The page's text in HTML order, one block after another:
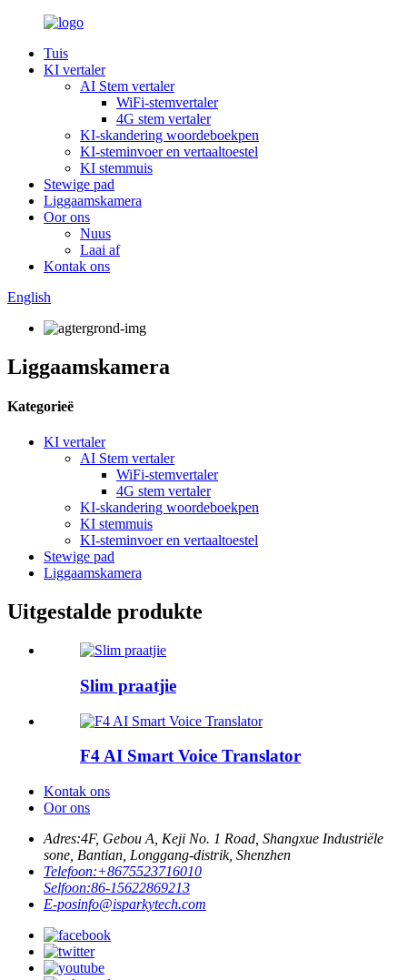
Tuis
KI vertaler
AI Stem vertaler
WiFi-stemvertaler
4G stem vertaler
KI-skandering woordeboekpen
KI-steminvoer en vertaaltoestel
KI stemmuis
Stewige pad
Liggaamskamera
Oor ons
Nuus
Laai af
Kontak ons
English
Liggaamskamera
Kategorieë
KI vertaler
AI Stem vertaler
WiFi-stemvertaler
4G stem vertaler
KI-skandering woordeboekpen
KI stemmuis
KI-steminvoer en vertaaltoestel
Stewige pad
Liggaamskamera
Uitgestalde produkte
Slim praatjie
F4 AI Smart Voice Translator
Kontak ons
Oor ons
Adres:4F, Gebou A, Keji No. 1 Road, Shangxue Industriële
sone, Bantian, Longgang-distrik, Shenzhen
Telefoon:+8675523716010
Selfoon:86-15622869213
E-posinfo@isparkytech.com